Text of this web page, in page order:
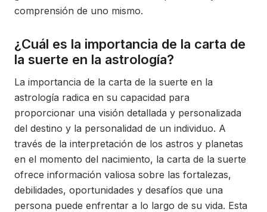
comprensión de uno mismo.
¿Cuál es la importancia de la carta de
la suerte en la astrología?
La importancia de la carta de la suerte en la
astrología radica en su capacidad para
proporcionar una visión detallada y personalizada
del destino y la personalidad de un individuo. A
través de la interpretación de los astros y planetas
en el momento del nacimiento, la carta de la suerte
ofrece información valiosa sobre las fortalezas,
debilidades, oportunidades y desafíos que una
persona puede enfrentar a lo largo de su vida. Esta